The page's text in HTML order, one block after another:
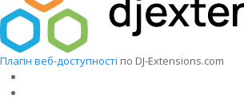
Плагін веб-доступності по DJ-Extensions.com